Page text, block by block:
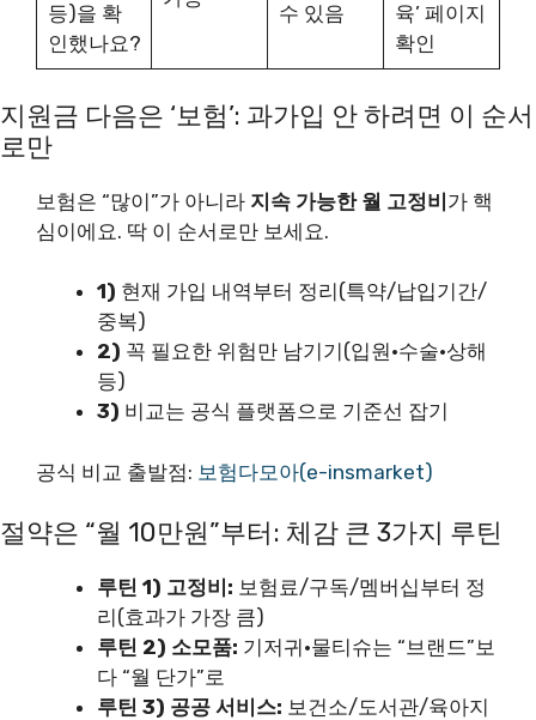
등)을 확
인했나요?
수 있음
육’ 페이지
확인
지원금 다음은 ‘보험’: 과가입 안 하려면 이 순서
로만
보험은 “많이”가 아니라 지속 가능한 월 고정비가 핵
심이에요. 딱 이 순서로만 보세요.
1) 현재 가입 내역부터 정리(특약/납입기간/
중복)
2) 꼭 필요한 위험만 남기기(입원·수술·상해
등)
3) 비교는 공식 플랫폼으로 기준선 잡기
공식 비교 출발점: 보험다모아(e-insmarket)
절약은 “월 10만원”부터: 체감 큰 3가지 루틴
루틴 1) 고정비: 보험료/구독/멤버십부터 정
리(효과가 가장 큼)
루틴 2) 소모품: 기저귀·물티슈는 “브랜드”보
다 “월 단가”로
루틴 3) 공공 서비스: 보건소/도서관/육아지